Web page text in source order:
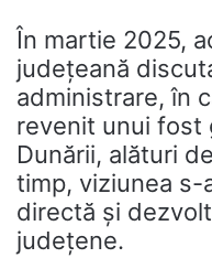
În martie 2025,
județeană
administrare, în
revenit unui fost
Dunării, alături
timp, viziunea s-
directă și
județene.